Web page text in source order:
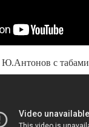
с табами